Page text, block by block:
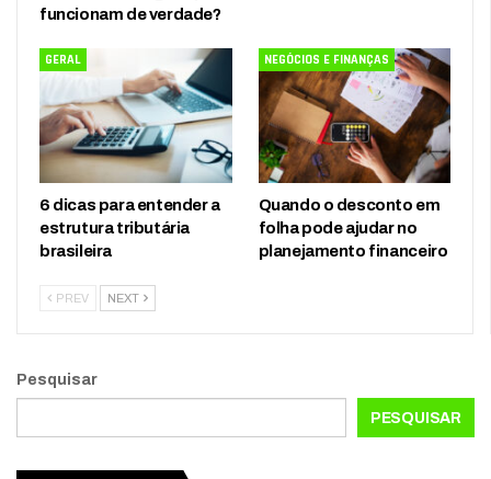
funcionam de verdade?
GERAL
6 dicas para entender a
estrutura tributária
brasileira
NEGÓCIOS E FINANÇAS
Quando o desconto em
folha pode ajudar no
planejamento financeiro
PREV NEXT
Pesquisar
PESQUISAR